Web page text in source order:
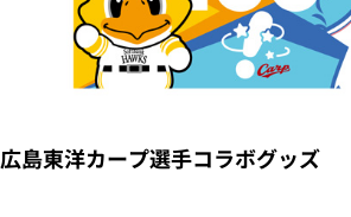
広島東洋カープ選手コラボグッズ